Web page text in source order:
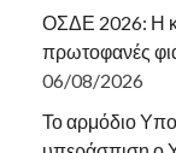
ΟΣΔΕ 2026: Η
πρωτοφανές
06/08/2026
Το αρμόδιο